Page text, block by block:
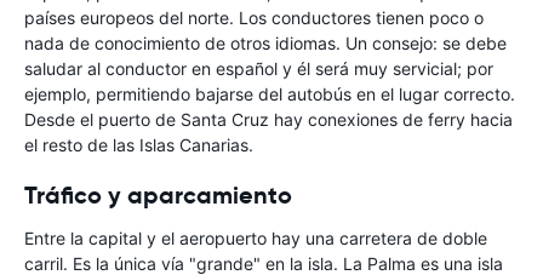
países europeos del norte. Los conductores tienen poco o
nada de conocimiento de otros idiomas. Un consejo: se debe
saludar al conductor en español y él será muy servicial; por
ejemplo, permitiendo bajarse del autobús en el lugar correcto.
Desde el puerto de Santa Cruz hay conexiones de ferry hacia
el resto de las Islas Canarias.
Tráfico y aparcamiento
Entre la capital y el aeropuerto hay una carretera de doble
carril. Es la única vía "grande" en la isla. La Palma es una isla